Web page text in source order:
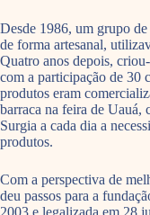
Desde 1986, um grupo
de forma artesanal,
Quatro anos depois,
com a participação de 30
produtos eram
barraca na feira de Uauá,
Surgia a cada dia a
produtos.
Com a perspectiva de
deu passos para a